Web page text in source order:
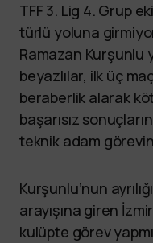
TFF 3. Lig 4. Grup
türlü yoluna
Ramazan Kurşunlu
beyazlılar, ilk üç
beraberlik alarak
başarısız
teknik adam
Kurşunlu’nun
arayışına giren
kulüpte görev